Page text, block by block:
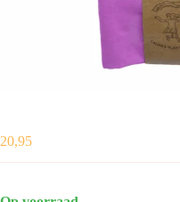
20,95